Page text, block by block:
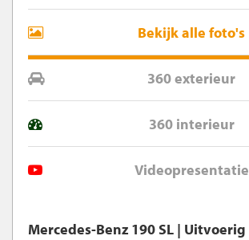
Bekijk alle foto's
360 exterieur
360 interieur
Videopresentatie
Mercedes-Benz 190 SL | Uitvoerig